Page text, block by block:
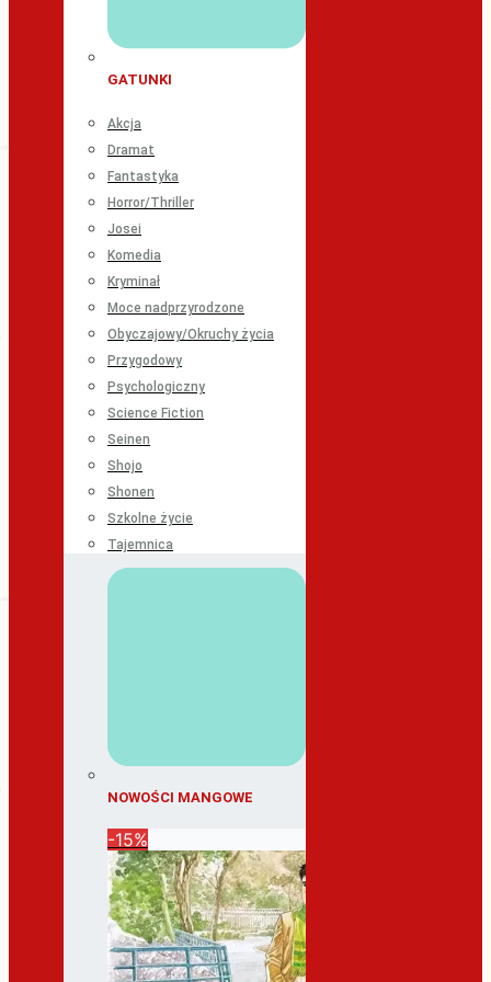
GATUNKI
Akcja
Dramat
Fantastyka
Horror/Thriller
Josei
Komedia
Kryminał
Moce nadprzyrodzone
Obyczajowy/Okruchy życia
Przygodowy
Psychologiczny
Science Fiction
Seinen
Shojo
Shonen
Szkolne życie
Tajemnica
NOWOŚCI MANGOWE
-15%